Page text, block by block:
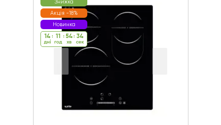
Знижка
Акція -18%
Новинка
14
дні
: 11
год
: 54
хв
: 33
cек